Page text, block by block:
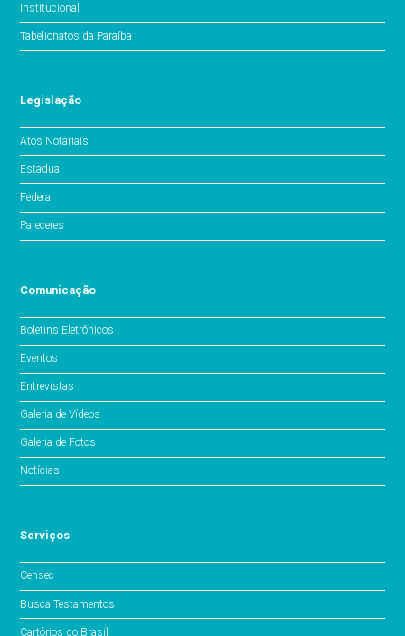
Institucional
Tabelionatos da Paraíba
Legislação
Atos Notariais
Estadual
Federal
Pareceres
Comunicação
Boletins Eletrônicos
Eventos
Entrevistas
Galeria de Vídeos
Galeria de Fotos
Notícias
Serviços
Censec
Busca Testamentos
Cartórios do Brasil